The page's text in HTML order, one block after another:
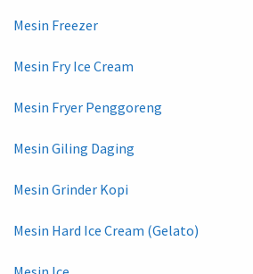
Mesin Freezer
Mesin Fry Ice Cream
Mesin Fryer Penggoreng
Mesin Giling Daging
Mesin Grinder Kopi
Mesin Hard Ice Cream (Gelato)